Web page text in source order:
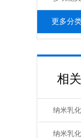
更多分
相
纳米乳